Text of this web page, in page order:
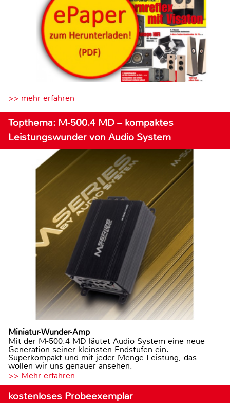
>> mehr erfahren
Topthema: M-500.4 MD – kompaktes
Leistungswunder von Audio System
Miniatur-Wunder-Amp
Mit der M-500.4 MD läutet Audio System eine neue
Generation seiner kleinsten Endstufen ein.
Superkompakt und mit jeder Menge Leistung, das
wollen wir uns genauer ansehen.
>> Mehr erfahren
kostenloses Probeexemplar